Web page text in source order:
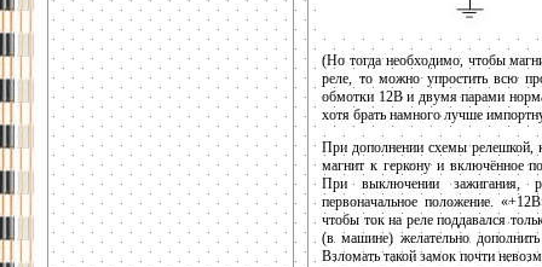
(Но тогда необходимо, чтобы
реле, то можно упростить всю
обмотки 12В и двумя парами
хотя брать намного лучше
При дополнении схемы релешкой,
магнит к геркону и включённое
При выключении зажигания,
первоначальное положение.
чтобы ток на реле поддавался
(в машине) желательно
Взломать такой замок почти